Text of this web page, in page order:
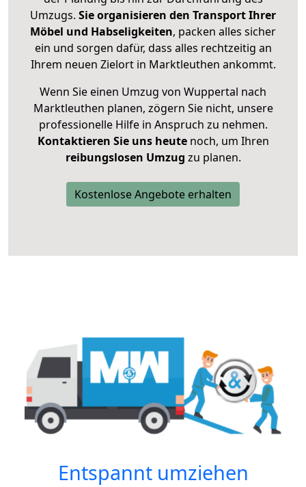
Umzugs. Sie organisieren den Transport Ihrer
Möbel und Habseligkeiten, packen alles sicher
ein und sorgen dafür, dass alles rechtzeitig an
Ihrem neuen Zielort in Marktleuthen ankommt.
Wenn Sie einen Umzug von Wuppertal nach
Marktleuthen planen, zögern Sie nicht, unsere
professionelle Hilfe in Anspruch zu nehmen.
Kontaktieren Sie uns heutenoch, um Ihren
reibungslosen Umzug zu planen.
Kostenlose Angebote erhalten
Entspannt umziehen